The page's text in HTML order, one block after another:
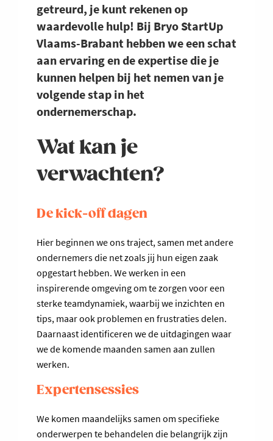
getreurd, je kunt rekenen op
waardevolle hulp! Bij Bryo StartUp
Vlaams-Brabant hebben we een schat
aan ervaring en de expertise die je
kunnen helpen bij het nemen van je
volgende stap in het
ondernemerschap.
Wat kan je
verwachten?
De kick-off dagen
Hier beginnen we ons traject, samen met andere
ondernemers die net zoals jij hun eigen zaak
opgestart hebben. We werken in een
inspirerende omgeving om te zorgen voor een
sterke teamdynamiek, waarbij we inzichten en
tips, maar ook problemen en frustraties delen.
Daarnaast identificeren we de uitdagingen waar
we de komende maanden samen aan zullen
werken.
Expertensessies
We komen maandelijks samen om specifieke
onderwerpen te behandelen die belangrijk zijn